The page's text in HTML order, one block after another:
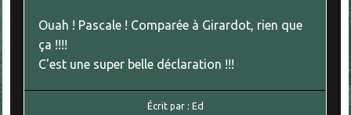
Ouah ! Pascale ! Comparée à Girardot, rien que
ça !!!!
C'est une super belle déclaration !!!
Écrit par : Ed